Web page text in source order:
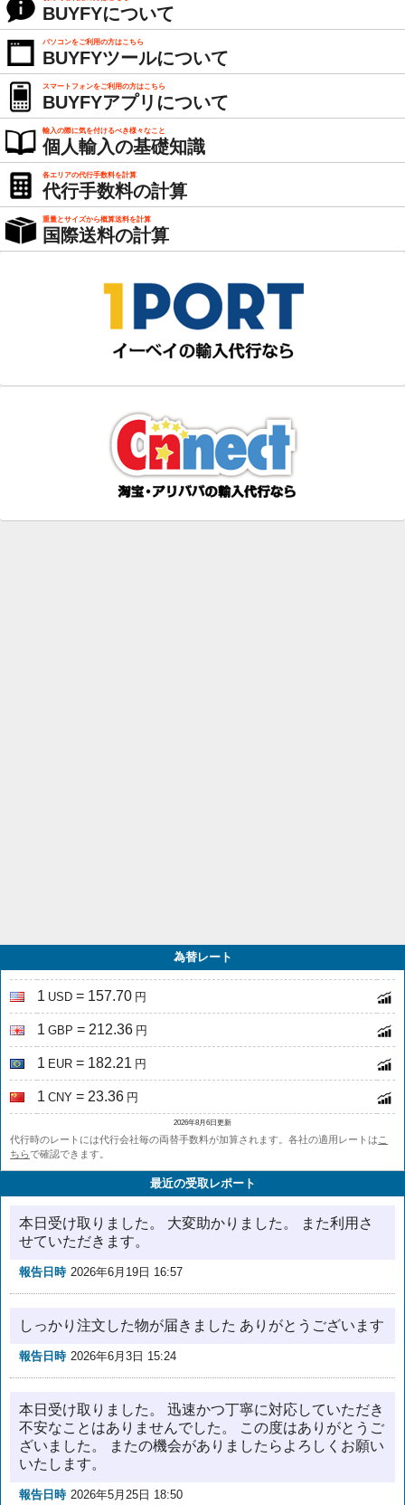
BUYFYについて
パソコンをご利用の方はこちら
BUYFYツールについて
スマートフォンをご利用の方はこちら
BUYFYアプリについて
輸入の際に気を付けるべき様々なこと
個人輸入の基礎知識
各エリアの代行手数料を計算
代行手数料の計算
重量とサイズから概算送料を計算
国際送料の計算
為替レート
1 USD = 157.70 円
1 GBP = 212.36 円
1 EUR = 182.21 円
1 CNY = 23.36 円
2026年8月6日更新
代行時のレートには代行会社毎の両替手数料が加算されます。各社の適用レートは こ
ちらで確認できます。
最近の受取レポート
本日受け取りました。 大変助かりました。 また利用さ
せていただきます。
報告日時 2026年6月19日 16:57
しっかり注文した物が届きました ありがとうございます
報告日時 2026年6月3日 15:24
本日受け取りました。 迅速かつ丁寧に対応していただき
不安なことはありませんでした。 この度はありがとうご
ざいました。 またの機会がありましたらよろしくお願い
いたします。
報告日時 2026年5月25日 18:50